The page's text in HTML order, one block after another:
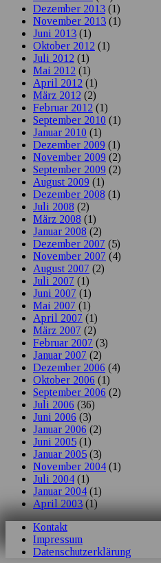
Dezember 2013 (1)
November 2013 (1)
Juni 2013 (1)
Oktober 2012 (1)
Juli 2012 (1)
Mai 2012 (1)
April 2012 (1)
März 2012 (2)
Februar 2012 (1)
September 2010 (1)
Januar 2010 (1)
Dezember 2009 (1)
November 2009 (2)
September 2009 (2)
August 2009 (1)
Dezember 2008 (1)
Juli 2008 (2)
März 2008 (1)
Januar 2008 (2)
Dezember 2007 (5)
November 2007 (4)
August 2007 (2)
Juli 2007 (1)
Juni 2007 (1)
Mai 2007 (1)
April 2007 (1)
März 2007 (2)
Februar 2007 (3)
Januar 2007 (2)
Dezember 2006 (4)
Oktober 2006 (1)
September 2006 (2)
Juli 2006 (36)
Juni 2006 (3)
Januar 2006 (2)
Juni 2005 (1)
Januar 2005 (3)
November 2004 (1)
Juli 2004 (1)
Januar 2004 (1)
April 2003(1)
Kontakt
Impressum
Datenschutzerklärung